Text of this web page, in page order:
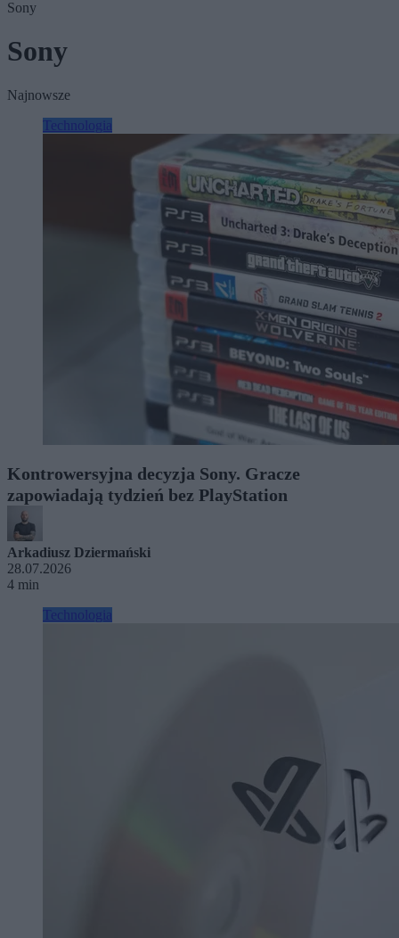
Sony
Sony
Najnowsze
Technologia
Kontrowersyjna decyzja Sony. Gracze
zapowiadają tydzień bez PlayStation
Arkadiusz Dziermański
28.07.2026
4 min
Technologia